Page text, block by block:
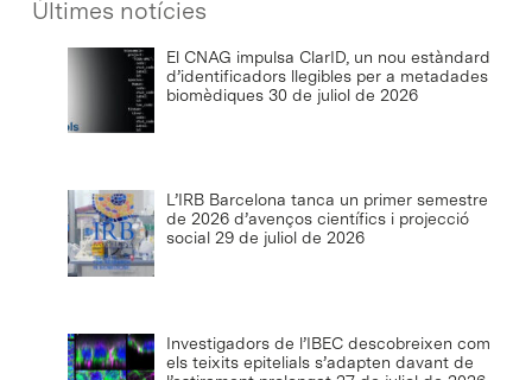
Últimes notícies
El CNAG impulsa ClarID, un nou estàndard
d’identificadors llegibles per a metadades
biomèdiques 30 de juliol de 2026
L’IRB Barcelona tanca un primer semestre
de 2026 d’avenços científics i projecció
social 29 de juliol de 2026
Investigadors de l’IBEC descobreixen com
els teixits epitelials s’adapten davant de